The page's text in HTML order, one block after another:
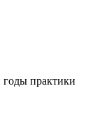
практики